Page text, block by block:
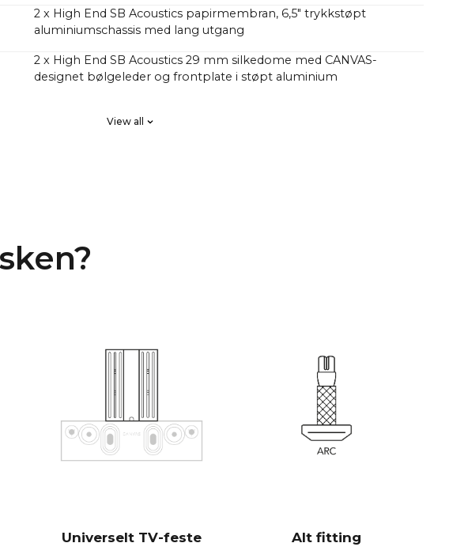
2 x High End SB Acoustics papirmembran, 6,5" trykkstøpt
aluminiumschassis med lang utgang
2 x High End SB Acoustics 29 mm silkedome med CANVAS-
designet bølgeleder og frontplate i støpt aluminium
kraftigere enn tradisjonelle soundbars, noe som tyder på at de har
et mye høyere antall watt i forsterkeren.
er derfor svært effektiv og spiller høyere og med mer bass enn
tradisjonelle soundbars.
28 Hz - 24 000 Hz
View all
Universelt TV-feste Alt fitting